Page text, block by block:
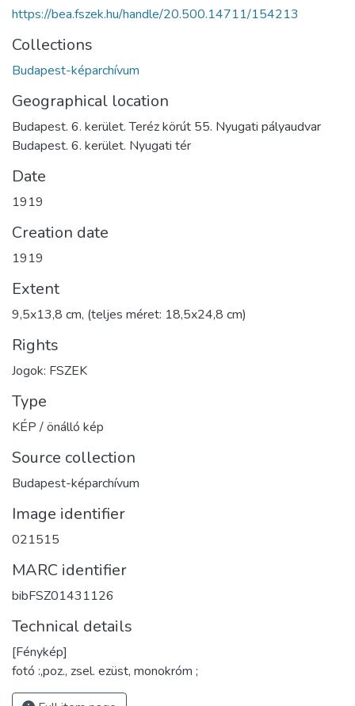
https://bea.fszek.hu/handle/20.500.14711/154213
Collections
Budapest-képarchívum
Geographical location
Budapest. 6. kerület. Teréz körút 55. Nyugati pályaudvar
Budapest. 6. kerület. Nyugati tér
Date
1919
Creation date
1919
Extent
9,5x13,8 cm, (teljes méret: 18,5x24,8 cm)
Rights
Jogok: FSZEK
Type
KÉP / önálló kép
Source collection
Budapest-képarchívum
Image identifier
021515
MARC identifier
bibFSZ01431126
Technical details
[Fénykép]
fotó :,poz., zsel. ezüst, monokróm ;